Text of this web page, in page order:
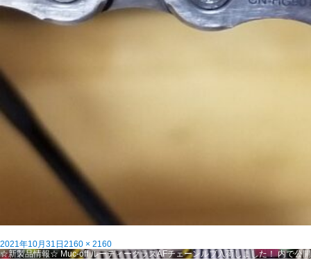
投
稿
2021年10月31日 フ
ル
2160 × 2160
投
☆新製品情報☆ Muc-off ルーディークラスAFチェーンルブ入荷しました！ 内で公開